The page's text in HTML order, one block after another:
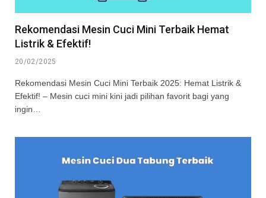
Rekomendasi Mesin Cuci Mini Terbaik Hemat
Listrik & Efektif!
20/02/2025
Rekomendasi Mesin Cuci Mini Terbaik 2025: Hemat Listrik &
Efektif! – Mesin cuci mini kini jadi pilihan favorit bagi yang
ingin…